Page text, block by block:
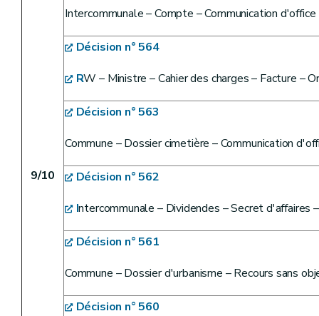
9/10
Intercommunale – Compte – Communication d'office
Décision n° 564
RW – Ministre – Cahier des charges – Facture –
Décision n° 563
Commune – Dossier cimetière – Communication
Décision n° 562
Intercommunale – Dividendes – Secret d'affaires
Décision n° 561
Commune – Dossier d'urbanisme – Recours sans
Décision n° 560